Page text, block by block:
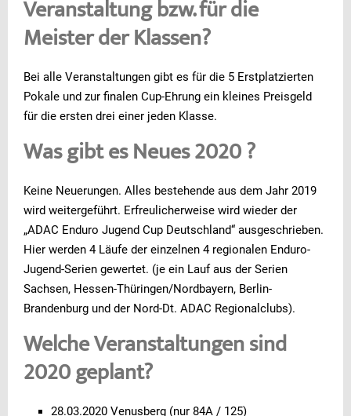
Veranstaltung bzw. für die
Meister der Klassen?
Bei alle Veranstaltungen gibt es für die 5 Erstplatzierten
Pokale und zur finalen Cup-Ehrung ein kleines Preisgeld
für die ersten drei einer jeden Klasse.
Was gibt es Neues 2020 ?
Keine Neuerungen. Alles bestehende aus dem Jahr 2019
wird weitergeführt. Erfreulicherweise wird wieder der
„ADAC Enduro Jugend Cup Deutschland“ ausgeschrieben.
Hier werden 4 Läufe der einzelnen 4 regionalen Enduro-
Jugend-Serien gewertet. (je ein Lauf aus der Serien
Sachsen, Hessen-Thüringen/Nordbayern, Berlin-
Brandenburg und der Nord-Dt. ADAC Regionalclubs).
Welche Veranstaltungen sind
2020 geplant?
28.03.2020 Venusberg (nur 84A / 125)